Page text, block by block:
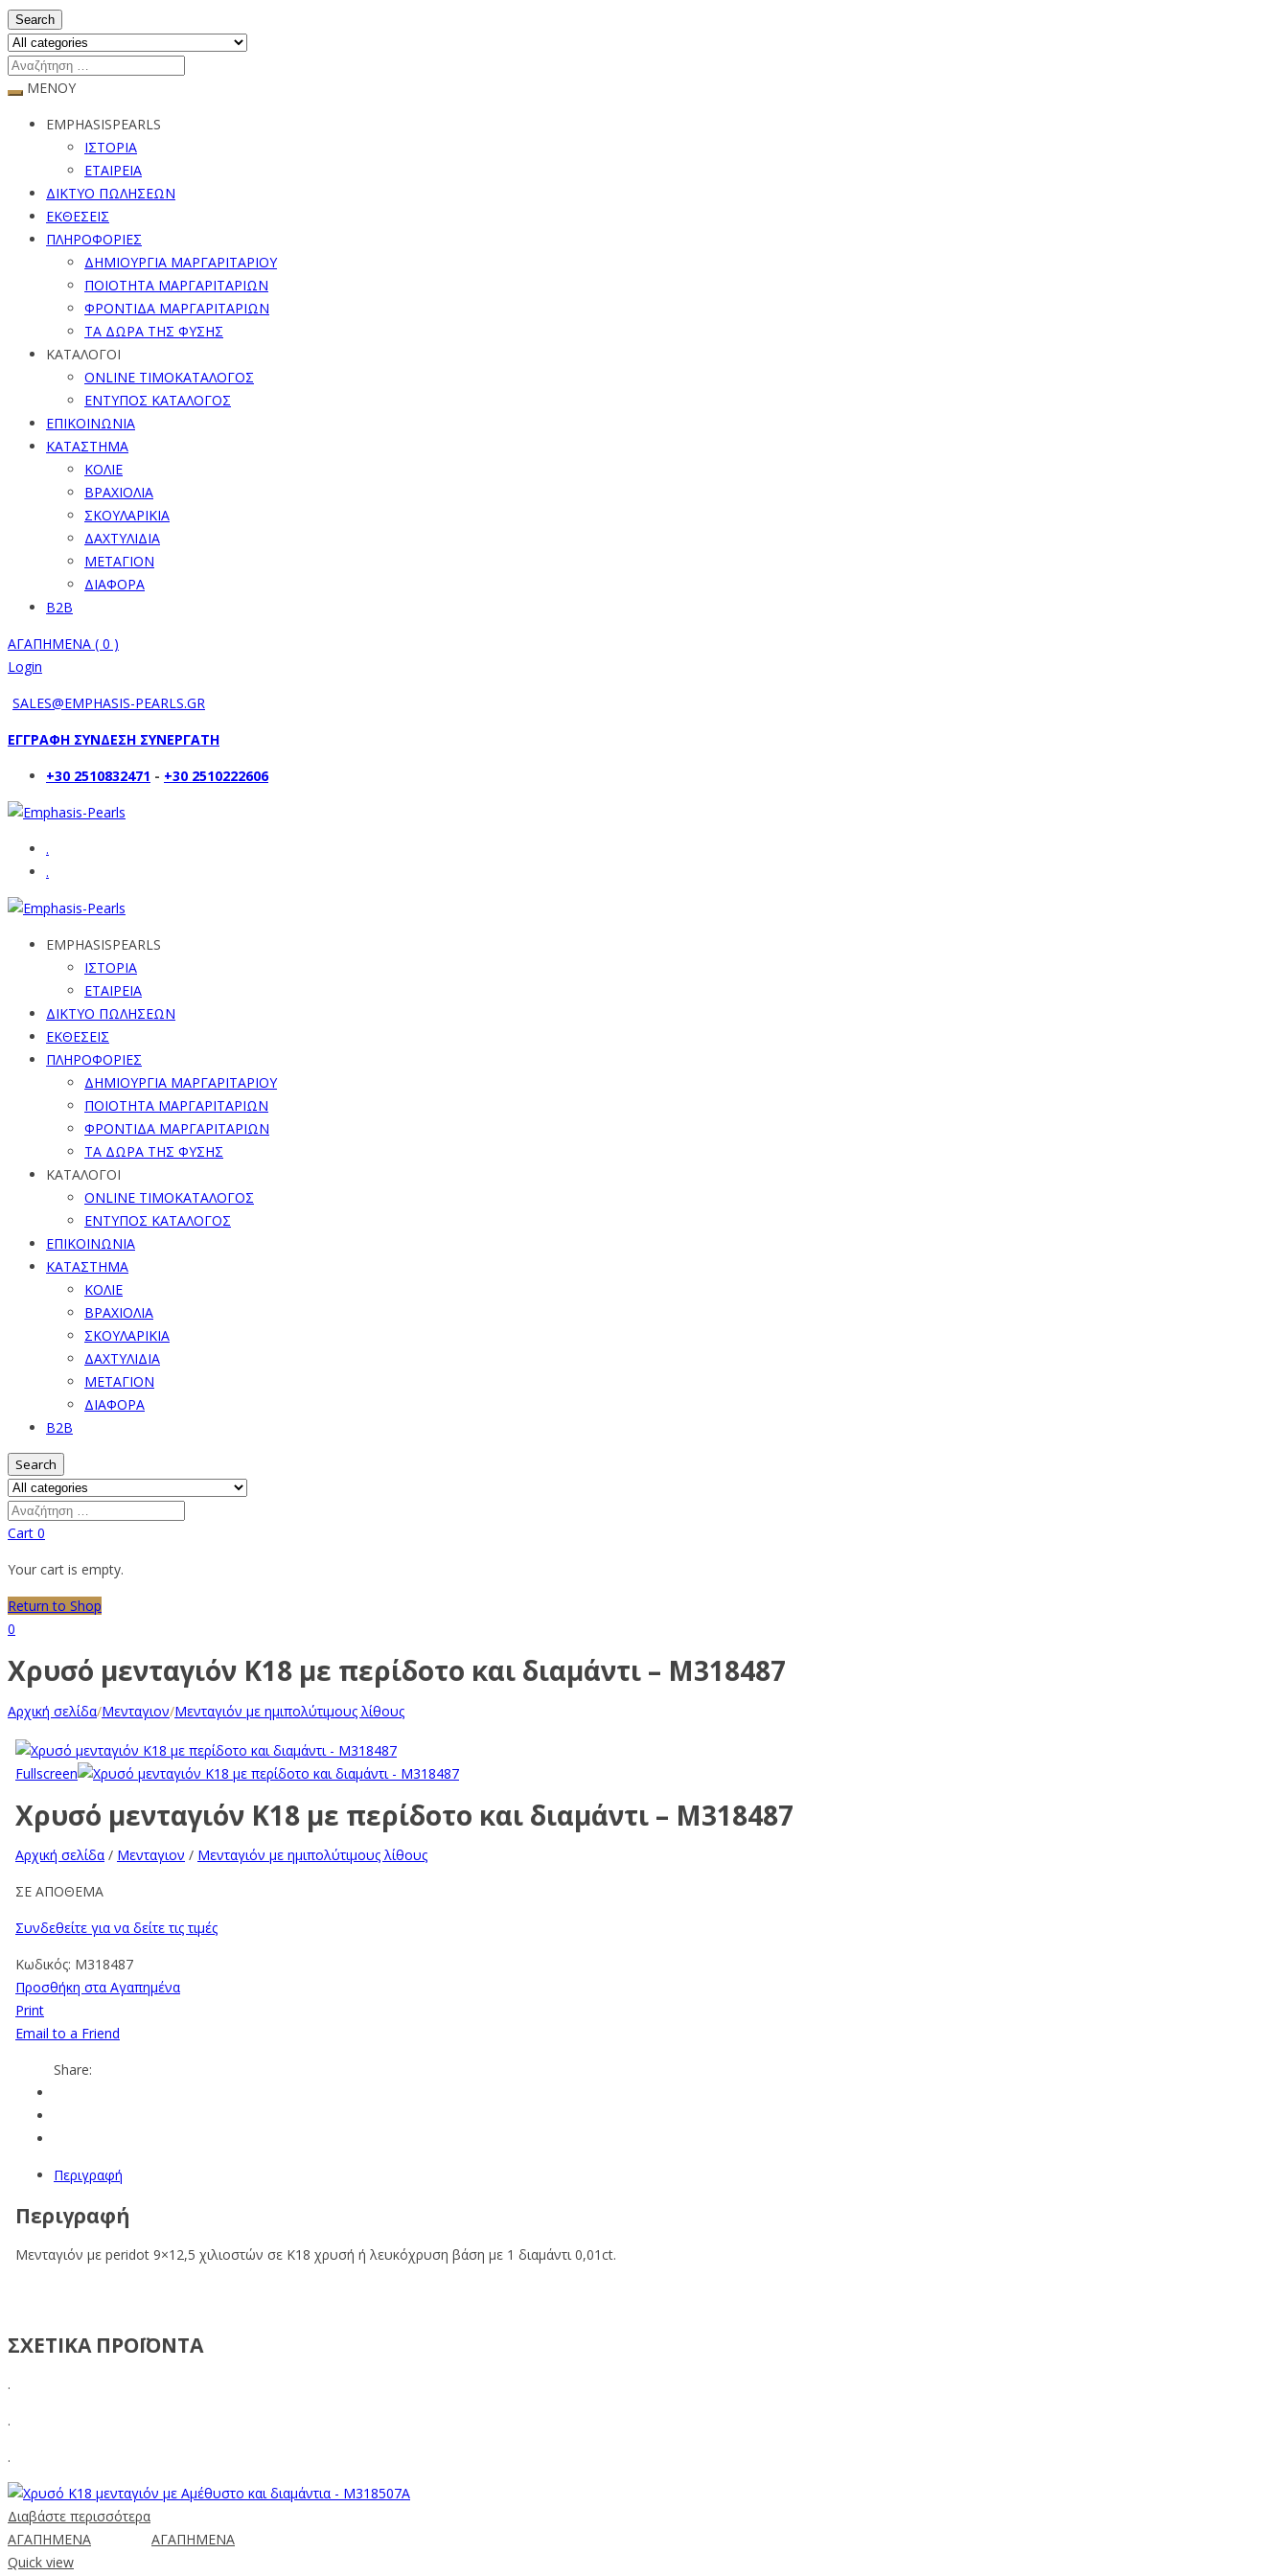
Search
ΜΕΝΟΥ
EMPHASISPEARLS
ΙΣΤΟΡΙΑ
ΕΤΑΙΡΕΙΑ
ΔΙΚΤΥΟ ΠΩΛΗΣΕΩΝ
ΕΚΘΕΣΕΙΣ
ΠΛΗΡΟΦΟΡΙΕΣ
ΔΗΜΙΟΥΡΓΙΑ ΜΑΡΓΑΡΙΤΑΡΙΟΥ
ΠΟΙΟΤΗΤΑ ΜΑΡΓΑΡΙΤΑΡΙΩΝ
ΦΡΟΝΤΙΔΑ ΜΑΡΓΑΡΙΤΑΡΙΩΝ
ΤΑ ΔΩΡΑ ΤΗΣ ΦΥΣΗΣ
ΚΑΤΑΛΟΓΟΙ
ONLINE ΤΙΜΟΚΑΤΑΛΟΓΟΣ
ΕΝΤΥΠΟΣ ΚΑΤΑΛΟΓΟΣ
ΕΠΙΚΟΙΝΩΝΙΑ
ΚΑΤΑΣΤΗΜΑ
ΚΟΛΙΕ
ΒΡΑΧΙΟΛΙΑ
ΣΚΟΥΛΑΡΙΚΙΑ
ΔΑΧΤΥΛΙΔΙΑ
ΜΕΤΑΓΙΟΝ
ΔΙΑΦΟΡΑ
B2B
ΑΓΑΠΗΜΕΝΑ ( 0 )
Login
SALES@EMPHASIS-PEARLS.GR
ΕΓΓΡΑΦΗ ΣΥΝΔΕΣΗ ΣΥΝΕΡΓΑΤΗ
+30 2510832471 - +30 2510222606
.
.
EMPHASISPEARLS
ΙΣΤΟΡΙΑ
ΕΤΑΙΡΕΙΑ
ΔΙΚΤΥΟ ΠΩΛΗΣΕΩΝ
ΕΚΘΕΣΕΙΣ
ΠΛΗΡΟΦΟΡΙΕΣ
ΔΗΜΙΟΥΡΓΙΑ ΜΑΡΓΑΡΙΤΑΡΙΟΥ
ΠΟΙΟΤΗΤΑ ΜΑΡΓΑΡΙΤΑΡΙΩΝ
ΦΡΟΝΤΙΔΑ ΜΑΡΓΑΡΙΤΑΡΙΩΝ
ΤΑ ΔΩΡΑ ΤΗΣ ΦΥΣΗΣ
ΚΑΤΑΛΟΓΟΙ
ONLINE ΤΙΜΟΚΑΤΑΛΟΓΟΣ
ΕΝΤΥΠΟΣ ΚΑΤΑΛΟΓΟΣ
ΕΠΙΚΟΙΝΩΝΙΑ
ΚΑΤΑΣΤΗΜΑ
ΚΟΛΙΕ
ΒΡΑΧΙΟΛΙΑ
ΣΚΟΥΛΑΡΙΚΙΑ
ΔΑΧΤΥΛΙΔΙΑ
ΜΕΤΑΓΙΟΝ
ΔΙΑΦΟΡΑ
B2B
Search
Cart 0
Your cart is empty.
Return to Shop
0
Χρυσό μενταγιόν K18 με περίδοτο και διαμάντι – Μ318487
Αρχική σελίδα/Μενταγιον/Μενταγιόν με ημιπολύτιμους λίθους
Fullscreen
Χρυσό μενταγιόν K18 με περίδοτο και διαμάντι – Μ318487
Αρχική σελίδα / Μενταγιον / Μενταγιόν με ημιπολύτιμους λίθους
ΣΕ ΑΠΟΘΕΜΑ
Συνδεθείτε για να δείτε τις τιμές
Κωδικός: M318487
Προσθήκη στα Αγαπημένα
Print
Email to a Friend
Share:
Περιγραφή
Περιγραφή
Μενταγιόν με peridot 9×12,5 χιλιοστών σε Κ18 χρυσή ή λευκόχρυση βάση με 1 διαμάντι 0,01ct.
ΣΧΕΤΙΚΑ ΠΡΟΪΟΝΤΑ
.
.
.
Διαβάστε περισσότερα
ΑΓΑΠΗΜΕΝΑ
ΑΓΑΠΗΜΕΝΑ
Quick view